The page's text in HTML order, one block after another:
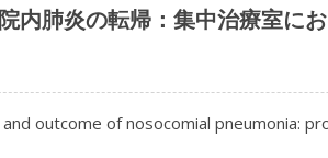
内肺炎の転帰：集中治療室に
outcome of nosocomial pneumonia: